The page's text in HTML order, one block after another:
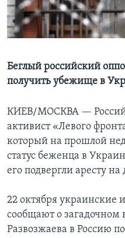
Learning English
Языки
Беглый российский
получить убежище в
КИЕВ/МОСКВА —
активист «Левого
который на прошлой
статус беженца в
его подвергли аресту на
22 октября украинские
сообщают о
Развозжаева в Россию